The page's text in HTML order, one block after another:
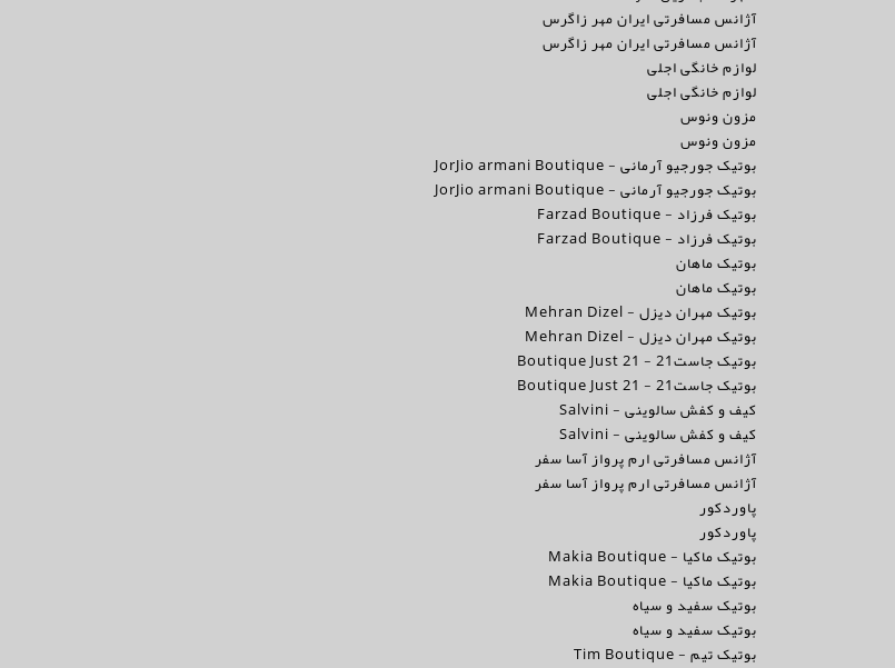
آژانس مسافرتی ایران مهر زاگرس
آژانس مسافرتی ایران مهر زاگرس
لوازم خانگی اجلی
لوازم خانگی اجلی
مزون ونوس
مزون ونوس
بوتیک جورجیو آرمانی - JorJio armani Boutique
بوتیک جورجیو آرمانی - JorJio armani Boutique
بوتیک فرزاد - Farzad Boutique
بوتیک فرزاد - Farzad Boutique
بوتیک ماهان
بوتیک ماهان
بوتیک مهران دیزل - Mehran Dizel
بوتیک مهران دیزل - Mehran Dizel
بوتیک جاست21 - Boutique Just 21
بوتیک جاست21 - Boutique Just 21
کیف و کفش سالوینی - Salvini
کیف و کفش سالوینی - Salvini
آژانس مسافرتی ارم پرواز آسا سفر
آژانس مسافرتی ارم پرواز آسا سفر
پاوردکور
پاوردکور
بوتیک ماکیا - Makia Boutique
بوتیک ماکیا - Makia Boutique
بوتیک سفید و سیاه
بوتیک سفید و سیاه
بوتیک تیم - Tim Boutique